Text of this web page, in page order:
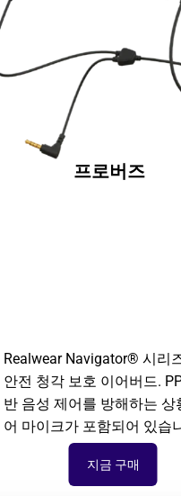
프로버즈
Realwear Navigator® 시리
안전 청각 보호 이어버드.
반 음성 제어를 방해하는 상
어 마이크가 포함되어 있습
지금 구매